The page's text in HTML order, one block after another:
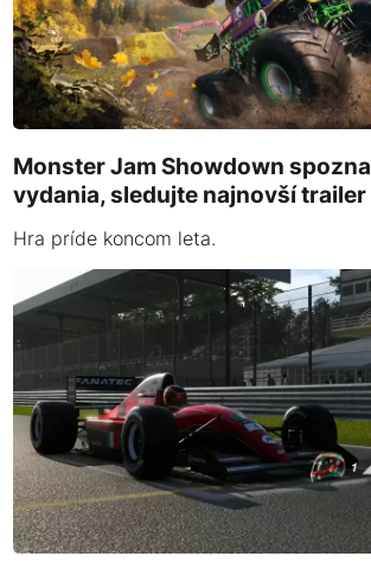
Monster Jam Showdown
vydania, sledujte najnovší trailer
Hra príde koncom leta.